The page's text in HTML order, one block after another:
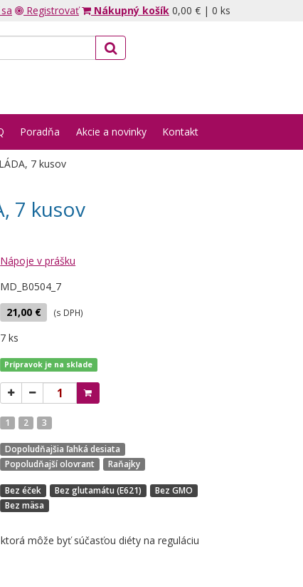
Registrovať Nákupný košík 0,00 € | 0 ks
Poradňa Akcie a novinky Kontakt
7 kusov
7 kusov
Nápoje v prášku
MD_B0504_7
21,00 € (s DPH)
7 ks
Prípravok je na sklade
1 2 3
Dopoludňajšia ľahká desiata
Popoludňajší olovrant
Raňajky
Bez éček Bez glutamátu (E621)
Bez GMO
Bez mäsa
môže byť súčasťou diéty na reguláciu